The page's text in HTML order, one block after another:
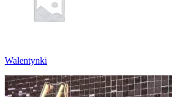
Walentynki